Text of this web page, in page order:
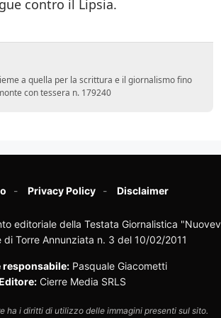
contro il Lipsia.
a quella per la scrittura e il giornalismo fino
con tessera n. 179240
Privacy Policy Disclaimer
editoriale della Testata Giornalistica
di Torre Annunziata n. 3 del 10/02/2011
responsabile: Pasquale Giacometti
Cierre Media SRLS
ha i diritti di utilizzo delle immagini presenti sul sito.